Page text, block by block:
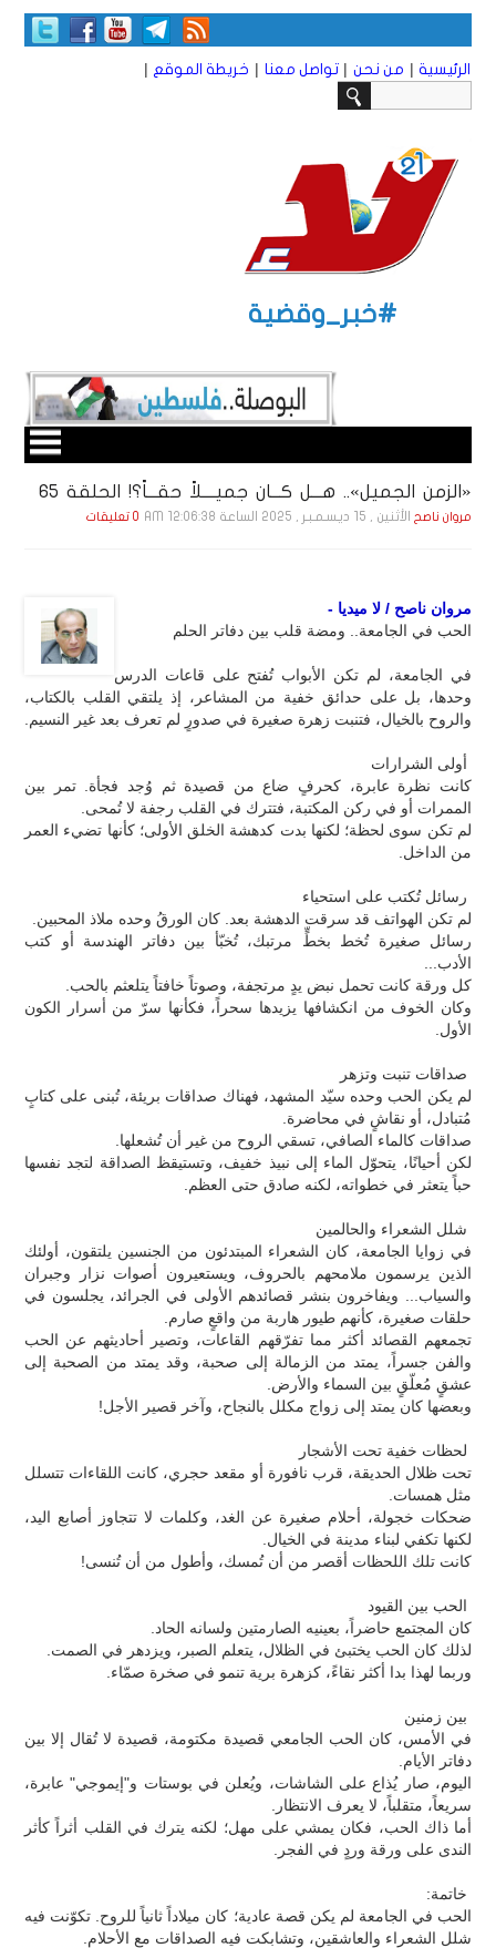
الرئيسية | من نحن | تواصل معنا | خريطة الموقع |
#خبر_وقضية
«الزمن الجميل».. هـــل كـــان جميــــلاً حقـــاً؟! الحلقة 6٥
مروان ناصح الأثنين , 15 ديـسـمـبـر , 2025 الساعة 12:06:38 AM 0 تعليقات
مروان ناصح / لا ميديا -
الحب في الجامعة.. ومضة قلب بين دفاتر الحلم
في الجامعة، لم تكن الأبواب تُفتح على قاعات الدرس
وحدها، بل على حدائق خفية من المشاعر، إذ يلتقي القلب بالكتاب،
والروح بالخيال، فتنبت زهرة صغيرة في صدورٍ لم تعرف بعد غير النسيم.
أولى الشرارات
كانت نظرة عابرة، كحرفٍ ضاع من قصيدة ثم وُجد فجأة. تمر بين
الممرات أو في ركن المكتبة، فتترك في القلب رجفة لا تُمحى.
لم تكن سوى لحظة؛ لكنها بدت كدهشة الخلق الأولى؛ كأنها تضيء العمر
من الداخل.
رسائل تُكتب على استحياء
لم تكن الهواتف قد سرقت الدهشة بعد. كان الورقُ وحده ملاذ المحبين.
رسائل صغيرة تُخط بخطٍّ مرتبك، تُخبّأ بين دفاتر الهندسة أو كتب
الأدب...
كل ورقة كانت تحمل نبض يدٍ مرتجفة، وصوتاً خافتاً يتلعثم بالحب.
وكان الخوف من انكشافها يزيدها سحراً، فكأنها سرّ من أسرار الكون
الأول.
صداقات تنبت وتزهر
لم يكن الحب وحده سيّد المشهد، فهناك صداقات بريئة، تُبنى على كتابٍ
مُتبادل، أو نقاشٍ في محاضرة.
صداقات كالماء الصافي، تسقي الروح من غير أن تُشعلها.
لكن أحيانًا، يتحوّل الماء إلى نبيذ خفيف، وتستيقظ الصداقة لتجد نفسها
حباً يتعثر في خطواته، لكنه صادق حتى العظم.
شلل الشعراء والحالمين
في زوايا الجامعة، كان الشعراء المبتدئون من الجنسين يلتقون، أولئك
الذين يرسمون ملامحهم بالحروف، ويستعيرون أصوات نزار وجبران
والسياب... ويفاخرون بنشر قصائدهم الأولى في الجرائد، يجلسون في
حلقات صغيرة، كأنهم طيور هاربة من واقعٍ صارم.
تجمعهم القصائد أكثر مما تفرّقهم القاعات، وتصير أحاديثهم عن الحب
والفن جسراً، يمتد من الزمالة إلى صحبة، وقد يمتد من الصحبة إلى
عشقٍ مُعلّقٍ بين السماء والأرض.
وبعضها كان يمتد إلى زواج مكلل بالنجاح، وآخر قصير الأجل!
لحظات خفية تحت الأشجار
تحت ظلال الحديقة، قرب نافورة أو مقعد حجري، كانت اللقاءات تتسلل
مثل همسات.
ضحكات خجولة، أحلام صغيرة عن الغد، وكلمات لا تتجاوز أصابع اليد،
لكنها تكفي لبناء مدينة في الخيال.
كانت تلك اللحظات أقصر من أن تُمسك، وأطول من أن تُنسى!
الحب بين القيود
كان المجتمع حاضراً، بعينيه الصارمتين ولسانه الحاد.
لذلك كان الحب يختبئ في الظلال، يتعلم الصبر، ويزدهر في الصمت.
وربما لهذا بدا أكثر نقاءً، كزهرة برية تنمو في صخرة صمّاء.
بين زمنين
في الأمس، كان الحب الجامعي قصيدة مكتومة، قصيدة لا تُقال إلا بين
دفاتر الأيام.
اليوم، صار يُذاع على الشاشات، ويُعلن في بوستات و"إيموجي" عابرة،
سريعاً، متقلباً، لا يعرف الانتظار.
أما ذاك الحب، فكان يمشي على مهل؛ لكنه يترك في القلب أثراً كأثر
الندى على ورقة وردٍ في الفجر.
خاتمة:
الحب في الجامعة لم يكن قصة عادية؛ كان ميلاداً ثانياً للروح. تكوّنت فيه
شلل الشعراء والعاشقين، وتشابكت فيه الصداقات مع الأحلام.